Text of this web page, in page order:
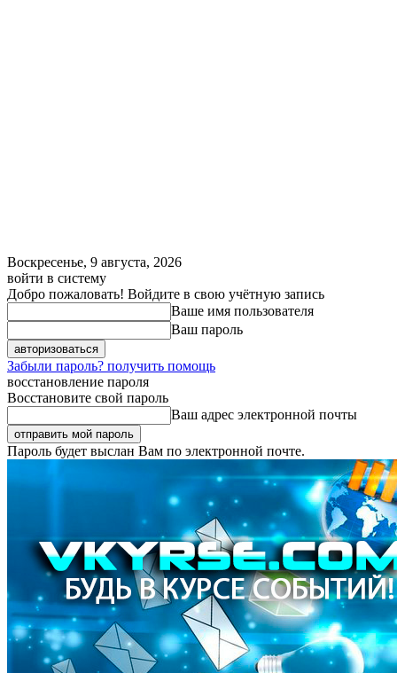
Воскресенье, 9 августа, 2026
войти в систему
Добро пожаловать! Войдите в свою учётную запись
Ваше имя пользователя
Ваш пароль
Забыли пароль? получить помощь
восстановление пароля
Восстановите свой пароль
Ваш адрес электронной почты
Пароль будет выслан Вам по электронной почте.